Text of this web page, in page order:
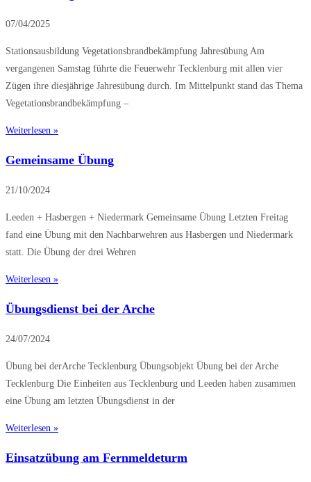
07/04/2025
Stationsausbildung Vegetationsbrandbekämpfung Jahresübung Am
vergangenen Samstag führte die Feuerwehr Tecklenburg mit allen vier
Zügen ihre diesjährige Jahresübung durch. Im Mittelpunkt stand das Thema
Vegetationsbrandbekämpfung –
Weiterlesen »
Gemeinsame Übung
21/10/2024
Leeden + Hasbergen + Niedermark Gemeinsame Übung Letzten Freitag
fand eine Übung mit den Nachbarwehren aus Hasbergen und Niedermark
statt. Die Übung der drei Wehren
Weiterlesen »
Übungsdienst bei der Arche
24/07/2024
Übung bei derArche Tecklenburg Übungsobjekt Übung bei der Arche
Tecklenburg Die Einheiten aus Tecklenburg und Leeden haben zusammen
eine Übung am letzten Übungsdienst in der
Weiterlesen »
Einsatzübung am Fernmeldeturm